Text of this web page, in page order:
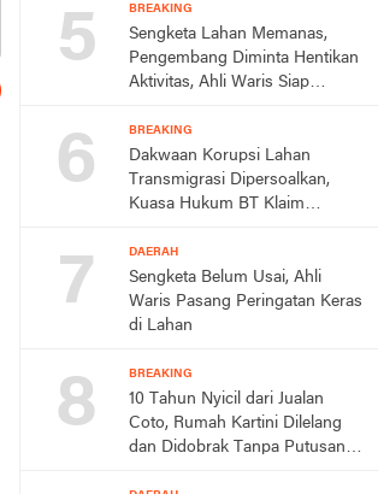
5 BREAKING
Sengketa Lahan Memanas,
Pengembang Diminta Hentikan
Aktivitas, Ahli Waris Siap
6 BREAKING
Dakwaan Korupsi Lahan
Transmigrasi Dipersoalkan,
Kuasa Hukum BT Klaim
7 DAERAH
Sengketa Belum Usai, Ahli
Waris Pasang Peringatan Keras
di Lahan
8 BREAKING
10 Tahun Nyicil dari Jualan
Coto, Rumah Kartini Dilelang
dan Didobrak Tanpa Putusan